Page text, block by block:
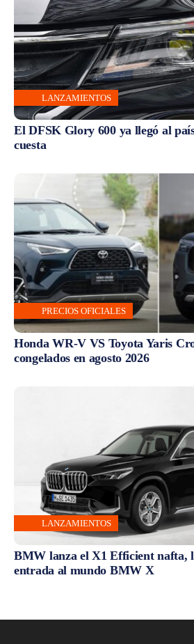
LANZAMIENTOS
El DFSK Glory 600 ya llegó al
cuesta
PRECIOS OFICIALES
Honda WR-V VS Toyota Yaris
congelados en agosto 2026
LANZAMIENTOS
BMW lanza el X1 Efficient nafta,
entrada al mundo BMW X